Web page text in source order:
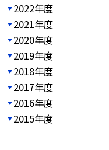
2022年度
2021年度
2020年度
2019年度
2018年度
2017年度
2016年度
2015年度